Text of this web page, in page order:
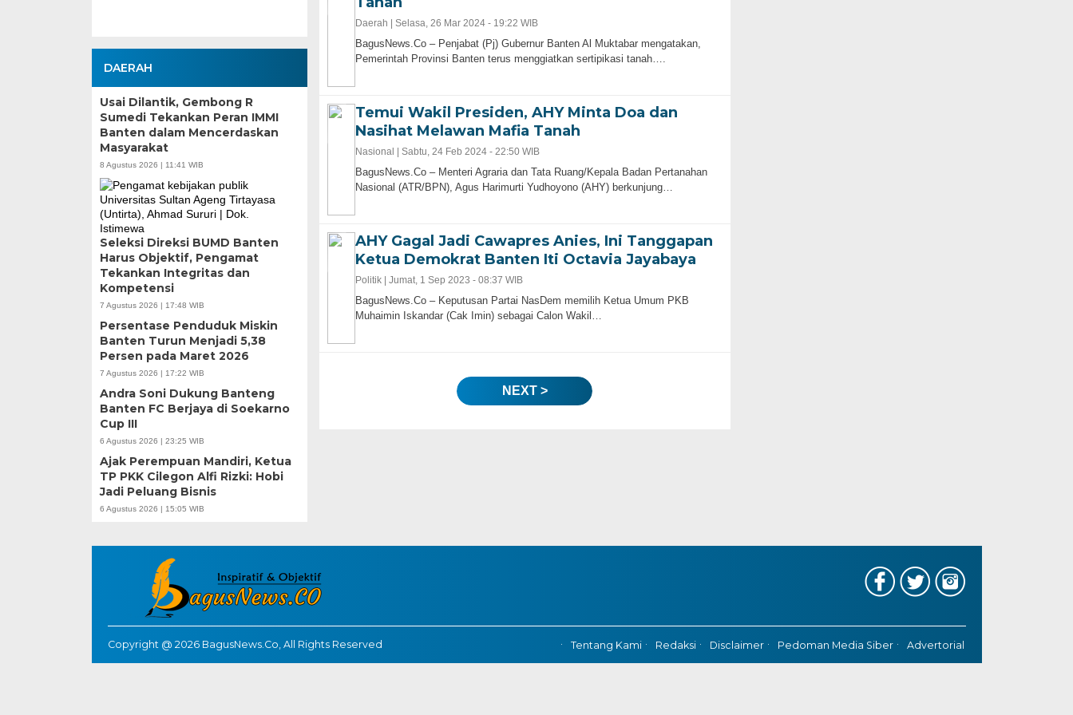
DAERAH
Usai Dilantik, Gembong R
Sumedi Tekankan Peran IMMI
Banten dalam Mencerdaskan
Masyarakat
8 Agustus 2026 | 11:41 WIB
Seleksi Direksi BUMD Banten
Harus Objektif, Pengamat
Tekankan Integritas dan
Kompetensi
7 Agustus 2026 | 17:48 WIB
Persentase Penduduk Miskin
Banten Turun Menjadi 5,38
Persen pada Maret 2026
7 Agustus 2026 | 17:22 WIB
Andra Soni Dukung Banteng
Banten FC Berjaya di Soekarno
Cup III
6 Agustus 2026 | 23:25 WIB
Ajak Perempuan Mandiri, Ketua
TP PKK Cilegon Alfi Rizki: Hobi
Jadi Peluang Bisnis
6 Agustus 2026 | 15:05 WIB
Daerah | Selasa, 26 Mar 2024 - 19:22 WIB
BagusNews.Co – Penjabat (Pj) Gubernur Banten Al Muktabar mengatakan,
Pemerintah Provinsi Banten terus menggiatkan sertipikasi tanah….
Temui Wakil Presiden, AHY Minta Doa dan
Nasihat Melawan Mafia Tanah
Nasional | Sabtu, 24 Feb 2024 - 22:50 WIB
BagusNews.Co – Menteri Agraria dan Tata Ruang/Kepala Badan Pertanahan
Nasional (ATR/BPN), Agus Harimurti Yudhoyono (AHY) berkunjung…
AHY Gagal Jadi Cawapres Anies, Ini Tanggapan
Ketua Demokrat Banten Iti Octavia Jayabaya
Politik | Jumat, 1 Sep 2023 - 08:37 WIB
BagusNews.Co – Keputusan Partai NasDem memilih Ketua Umum PKB
Muhaimin Iskandar (Cak Imin) sebagai Calon Wakil…
NEXT >
Copyright @ 2026 BagusNews.Co, All Rights Reserved Tentang Kami Redaksi Disclaimer Pedoman Media Siber Advertorial